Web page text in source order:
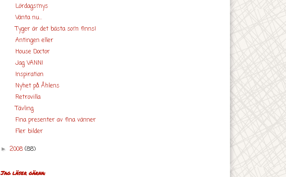
Lördagsmys
Vänta nu...
Tyger är det bästa som finns!
Antingen eller
House Doctor
Jag VANN!
Inspiration
Nyhet på Åhlens
Retrovilla
Tävling
Fina presenter av fina vänner
Fler bilder
► 2008 (88)
Jag läser gärna: